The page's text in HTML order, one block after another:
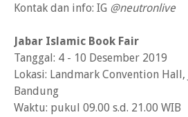
Kontak dan info: IG @neutronlive
Jabar Islamic Book Fair
Tanggal: 4 - 10 Desember 2019
Lokasi: Landmark Convention Hall,
Bandung
Waktu: pukul 09.00 s.d. 21.00 WIB